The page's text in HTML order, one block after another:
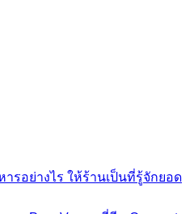
ารอย่างไร ให้ร้านเป็นที่รู้จักยอด